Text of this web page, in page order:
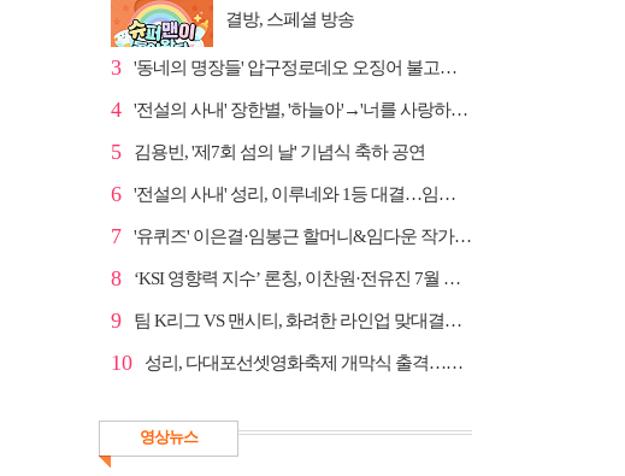
결방, 스페셜 방송
3 '동네의 명장들' 압구정로데오 오징어 불고기·종로 치...
4 '전설의 사내' 장한별, '하늘아'→'너를 사랑하고도' 명...
5 김용빈, '제7회 섬의 날' 기념식 축하 공연
6 '전설의 사내' 성리, 이루네와 1등 대결…임영웅 '보금...
7 '유퀴즈' 이은결·임봉근 할머니&임다운 작가·이승철, '...
8 ‘KSI 영향력 지수’ 론칭, 이찬원·전유진 7월 차트 남녀...
9 팀 K리그 VS 맨시티, 화려한 라인업 맞대결…쿠팡플레이...
10 성리, 다대포선셋영화축제 개막식 출격…감성 라이브 예고
영상뉴스